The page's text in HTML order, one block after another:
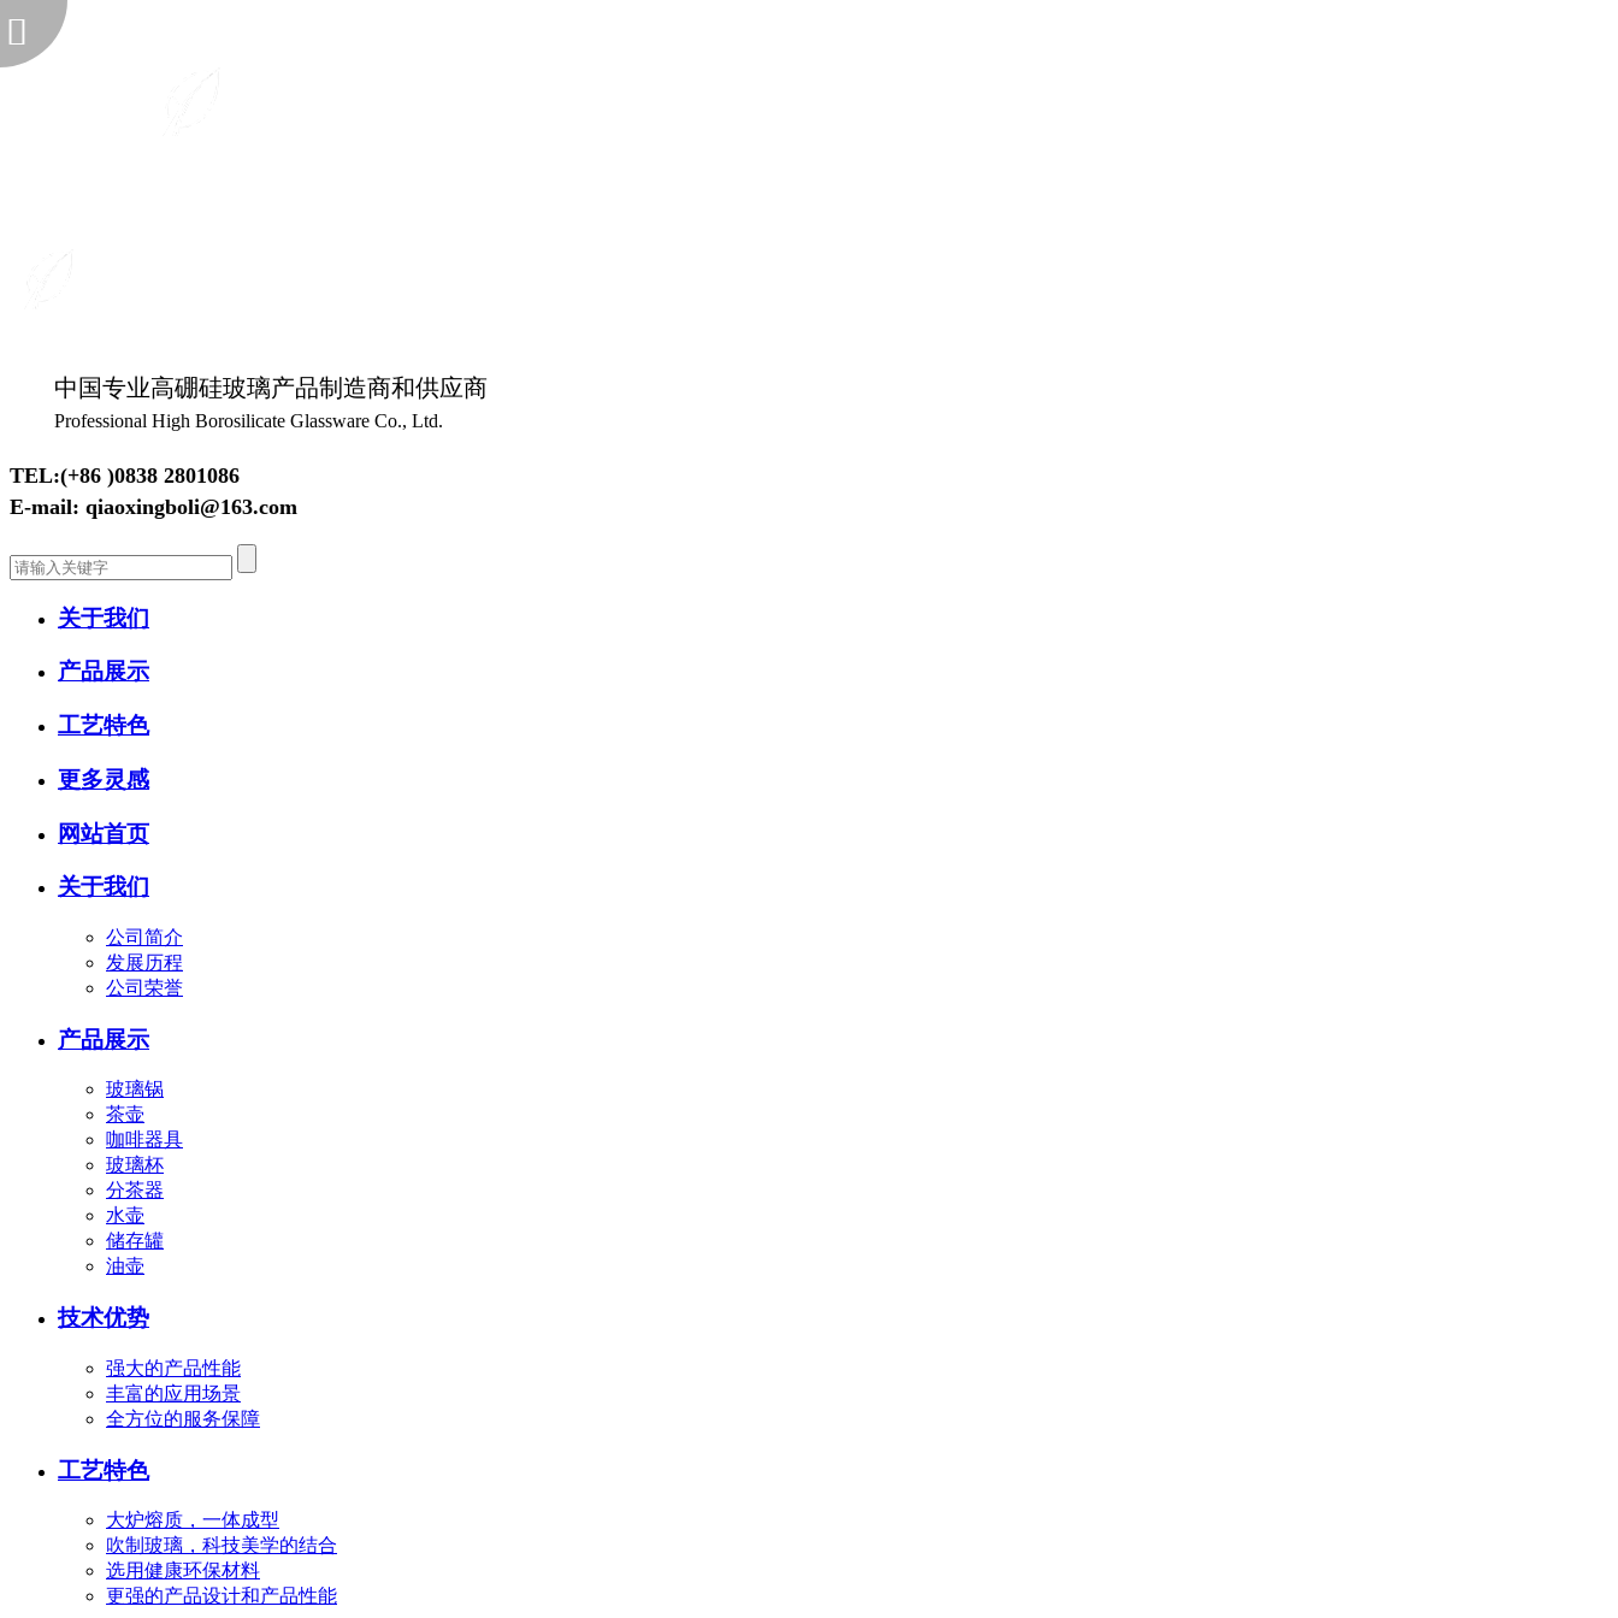
中国专业高硼硅玻璃产品制造商和供应商
Professional High Borosilicate Glassware Co., Ltd.
TEL:(+86 )0838 2801086
E-mail: qiaoxingboli@163.com
关于我们
产品展示
工艺特色
更多灵感
网站首页
关于我们
公司简介
发展历程
公司荣誉
产品展示
玻璃锅
茶壶
咖啡器具
玻璃杯
分茶器
水壶
储存罐
油壶
技术优势
强大的产品性能
丰富的应用场景
全方位的服务保障
工艺特色
大炉熔质，一体成型
吹制玻璃，科技美学的结合
选用健康环保材料
更强的产品设计和产品性能